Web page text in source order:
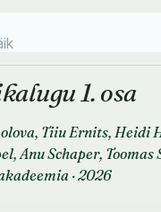
1. osa
, Tiiu Ernits, Heidi
,Anu Schaper, Toomas
·2026